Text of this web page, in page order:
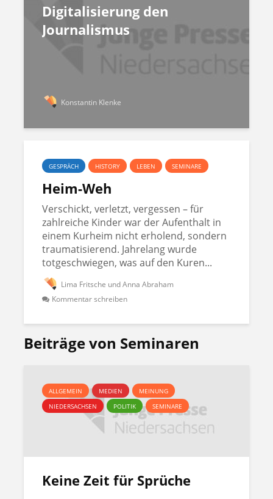
Digitalisierung den
Journalismus
Konstantin Klenke
GESPRÄCH HISTORY LEBEN SEMINARE
Heim-Weh
Verschickt, verletzt, vergessen – für
zahlreiche Kinder war der Aufenthalt in
einem Kurheim nicht erholend, sondern
traumatisierend. Jahrelang wurde
totgeschwiegen, was auf den Kuren...
Lima Fritsche und Anna Abraham
Kommentar schreiben
Beiträge von Seminaren
ALLGEMEIN MEDIEN
MEINUNG
NIEDERSACHSEN
POLITIK SEMINARE
Keine Zeit für Sprüche